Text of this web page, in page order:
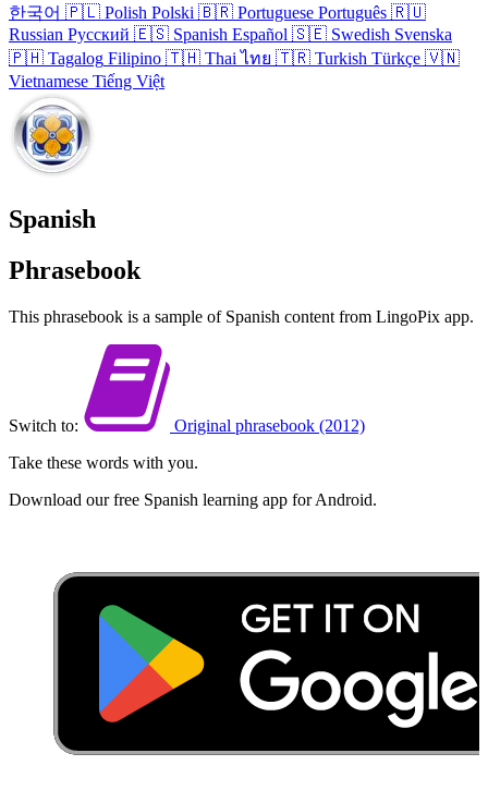
한국어 🇵🇱 Polish Polski 🇧🇷 Portuguese Português 🇷🇺
Russian Русский 🇪🇸 Spanish Español 🇸🇪 Swedish Svenska
🇵🇭 Tagalog Filipino 🇹🇭 Thai ไทย 🇹🇷 Turkish Türkçe 🇻🇳
Vietnamese Tiếng Việt
Spanish
Phrasebook
This phrasebook is a sample of Spanish content from LingoPix app.
Switch to:
Original phrasebook (2012)
Take these words with you.
Download our free Spanish learning app for Android.